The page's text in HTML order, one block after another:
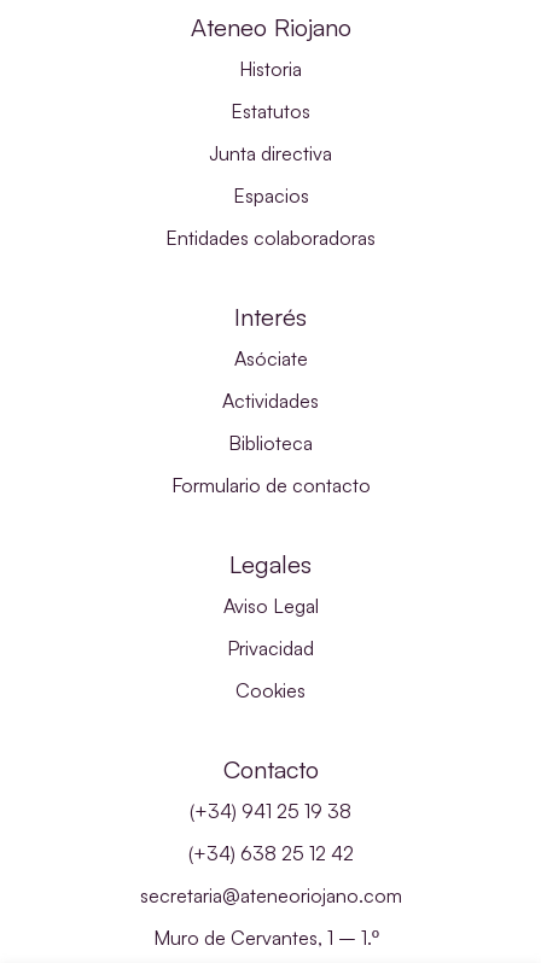
Ateneo Riojano
Historia
Estatutos
Junta directiva
Espacios
Entidades colaboradoras
Interés
Asóciate
Actividades
Biblioteca
Formulario de contacto
Legales
Aviso Legal
Privacidad
Cookies
Contacto
(+34) 941 25 19 38
(+34) 638 25 12 42
secretaria@ateneoriojano.com
Muro de Cervantes, 1 – 1.º